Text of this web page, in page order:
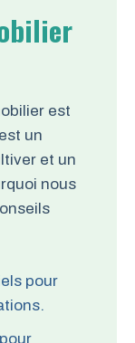
est
un
et un
nous
pour